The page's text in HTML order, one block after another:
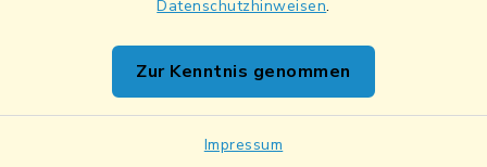
Datenschutzhinweisen.
Zur Kenntnis genommen
Impressum
Netiquette
Sitemap